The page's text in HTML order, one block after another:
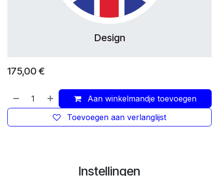
Design
175,00 €
Aan winkelmandje toevoegen
Toevoegen aan verlanglijst
Instellingen